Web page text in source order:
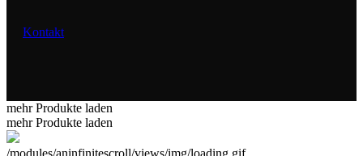
Kontakt
mehr Produkte laden
mehr Produkte laden
/modules/aninfinitescroll/views/img/loading.gif